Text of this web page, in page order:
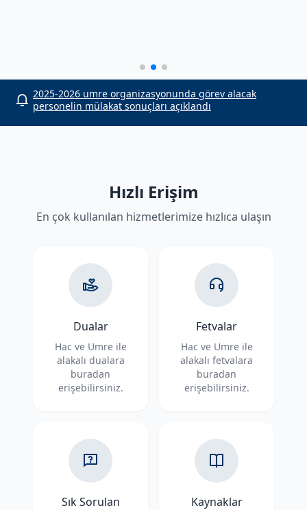
2025-2026 umre organizasyonunda görev alacak
personelin mülakat sonuçları açıklandı
Hızlı Erişim
En çok kullanılan hizmetlerimize hızlıca ulaşın
Dualar
Hac ve Umre ile
alakalı dualara
buradan
erişebilirsiniz.
Fetvalar
Hac ve Umre ile
alakalı fetvalara
buradan
erişebilirsiniz.
Sık Sorulan
Kaynaklar